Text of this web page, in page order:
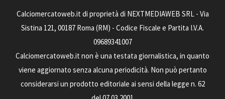
Calciomercatoweb.it di proprietà di NEXTMEDIAWEB SRL - Via
Sistina 121, 00187 Roma (RM) - Codice Fiscale e Partita I.V.A.
09689341007
Calciomercatoweb.it non è una testata giornalistica, in quanto
viene aggiornato senza alcuna periodicità. Non può pertanto
considerarsi un prodotto editoriale ai sensi della legge n. 62